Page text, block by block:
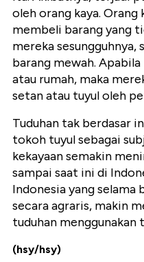
oleh orang kaya. Orang
membeli barang yang
mereka
barang mewah.
atau rumah, maka
setan atau tuyul oleh
Tuduhan tak berdasar
tokoh tuyul sebagai
kekayaan semakin
sampai saat ini di
Indonesia yang
secara agraris, makin
tuduhan menggunakan
(hsy/hsy)